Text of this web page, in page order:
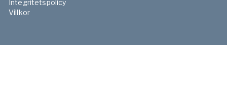
Integritetspolicy
Villkor